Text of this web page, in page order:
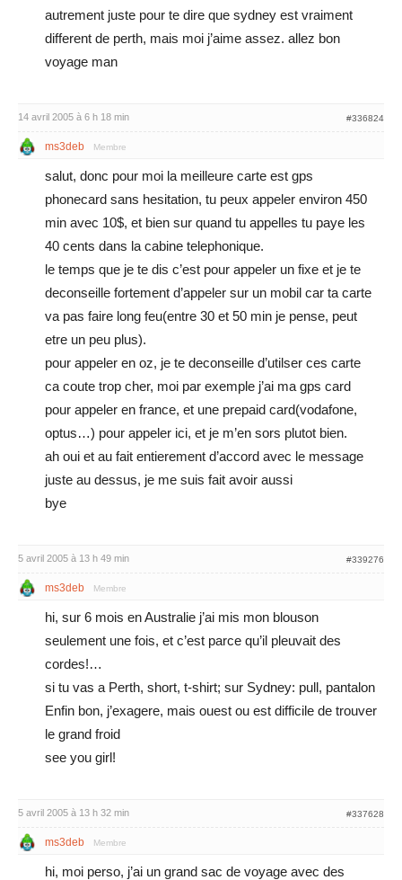
autrement juste pour te dire que sydney est vraiment
different de perth, mais moi j’aime assez. allez bon
voyage man
14 avril 2005 à 6 h 18 min #336824
ms3deb Membre
salut, donc pour moi la meilleure carte est gps
phonecard sans hesitation, tu peux appeler environ 450
min avec 10$, et bien sur quand tu appelles tu paye les
40 cents dans la cabine telephonique.
le temps que je te dis c’est pour appeler un fixe et je te
deconseille fortement d’appeler sur un mobil car ta carte
va pas faire long feu(entre 30 et 50 min je pense, peut
etre un peu plus).
pour appeler en oz, je te deconseille d’utilser ces carte
ca coute trop cher, moi par exemple j’ai ma gps card
pour appeler en france, et une prepaid card(vodafone,
optus…) pour appeler ici, et je m’en sors plutot bien.
ah oui et au fait entierement d’accord avec le message
juste au dessus, je me suis fait avoir aussi
bye
5 avril 2005 à 13 h 49 min #339276
ms3deb Membre
hi, sur 6 mois en Australie j’ai mis mon blouson
seulement une fois, et c’est parce qu’il pleuvait des
cordes!…
si tu vas a Perth, short, t-shirt; sur Sydney: pull, pantalon
Enfin bon, j’exagere, mais ouest ou est difficile de trouver
le grand froid
see you girl!
5 avril 2005 à 13 h 32 min #337628
ms3deb Membre
hi, moi perso, j’ai un grand sac de voyage avec des